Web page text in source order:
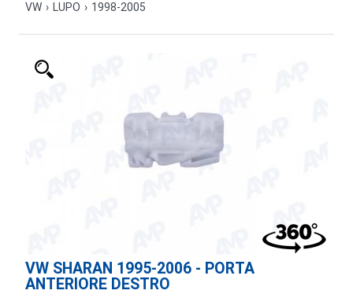
VW › LUPO › 1998-2005
VW SHARAN 1995-2006 - PORTA
ANTERIORE DESTRO